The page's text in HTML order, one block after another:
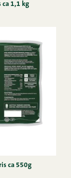
ca 1,1 kg
ca 550g